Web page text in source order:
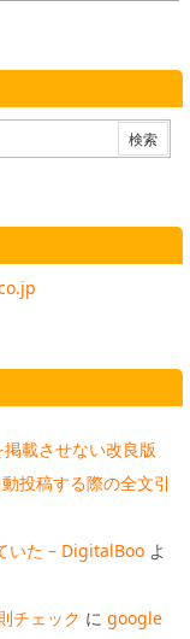
載させない改良版
投稿する際の全文引
いた – DigitalBoo よ
チェック に google